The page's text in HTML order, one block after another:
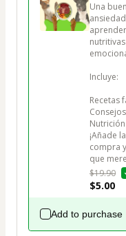
Una
Incluye:
Recetas
¡Añade
compra
que
$19.90
$5.00
Add to purchase